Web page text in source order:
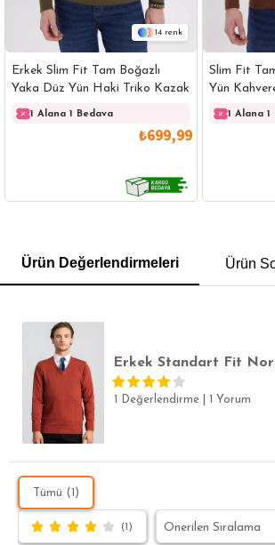
14
Erkek Slim Fit Tam Boğazlı
Yaka Düz Yün Haki Triko Kazak
1 Alana 1 Bedava
₺699,99
Slim Fit
Yün
Kazak
1 Alana 1
POLO YAKA T-SHIRT KEMER
Ürün Değerlendirmeleri Ürün
1 Değerlendirme 1 Yorum
Tümü (1)
(1)